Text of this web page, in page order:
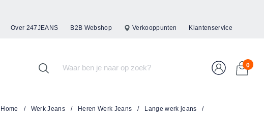
Over 247JEANS B2B Webshop Verkooppunten Klantenservice
0
Home / Werk Jeans / Heren Werk Jeans / Lange werk jeans /